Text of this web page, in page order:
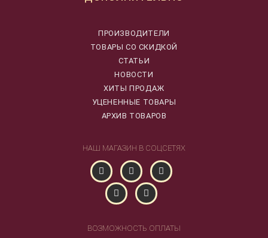
ПРОИЗВОДИТЕЛИ
ТОВАРЫ СО СКИДКОЙ
СТАТЬИ
НОВОСТИ
ХИТЫ ПРОДАЖ
УЦЕНЕННЫЕ ТОВАРЫ
АРХИВ ТОВАРОВ
НАШ МАГАЗИН В СОЦСЕТЯХ
ВОЗМОЖНОСТЬ ОПЛАТЫ